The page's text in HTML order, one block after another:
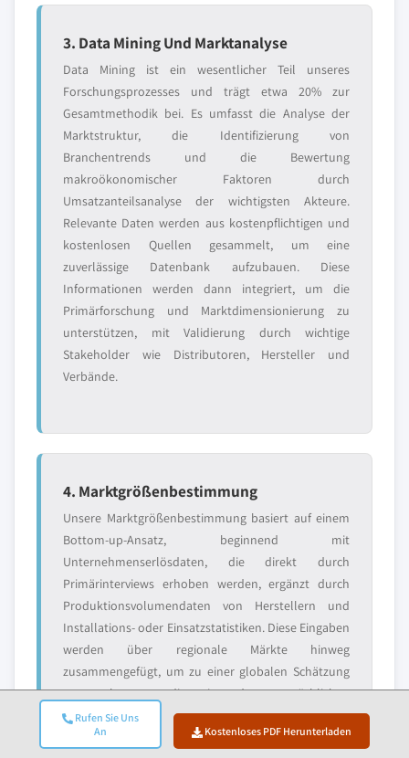
Rufen Sie Uns
An
Kostenloses PDF Herunterladen
3. Data Mining Und Marktanalyse
Data Mining ist ein wesentlicher Teil unseres
Forschungsprozesses und trägt etwa 20% zur
Gesamtmethodik bei. Es umfasst die Analyse der
Marktstruktur, die Identifizierung von
Branchentrends und die Bewertung
makroökonomischer Faktoren durch
Umsatzanteilsanalyse der wichtigsten Akteure.
Relevante Daten werden aus kostenpflichtigen und
kostenlosen Quellen gesammelt, um eine
zuverlässige Datenbank aufzubauen. Diese
Informationen werden dann integriert, um die
Primärforschung und Marktdimensionierung zu
unterstützen, mit Validierung durch wichtige
Stakeholder wie Distributoren, Hersteller und
Verbände.
4. Marktgrößenbestimmung
Unsere Marktgrößenbestimmung basiert auf einem
Bottom-up-Ansatz, beginnend mit
Unternehmenserlösdaten, die direkt durch
Primärinterviews erhoben werden, ergänzt durch
Produktionsvolumendaten von Herstellern und
Installations- oder Einsatzstatistiken. Diese Eingaben
werden über regionale Märkte hinweg
zusammengefügt, um zu einer globalen Schätzung
zu gelangen, die in der tatsächlichen
Branchenaktivität verankert bleibt.